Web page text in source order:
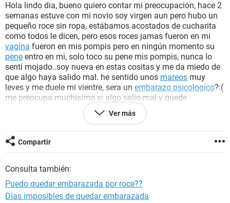
BIENESTAR
SEXUALIDAD
GLOSARIO
Hola lindo dia, bueno quiero contar mi preocupación, hace 2
semanas estuve con mi novio soy virgen aun pero hubo un
pequeño roce sin ropa, estábamos acostados de cucharita
como todos le dicen, pero esos roces jamas fueron en mi
vagina fueron en mis pompis pero en ningún momento su
pene entro en mi, solo toco su pene mis pompis, nunca lo
sentí mojado..soy nueva en estas cositas y me da miedo de
que algo haya salido mal. he sentido unos mareos muy
leves y me duele mi vientre, sera un embarazo psicologico?:(
me preocupa muchisimo si algo salio mal y quede
embarazada llevo 1 día de retraso, soy algo irregular, sera mi
preocupación y por eso no me ha llegado el periodo? he
preocupaciones, agradeceré mucho si alguien me quita esa
preocupación..
Ver más
Compartir
Consulta también:
Puedo quedar embarazada por roce??
Días imposibles de quedar embarazada